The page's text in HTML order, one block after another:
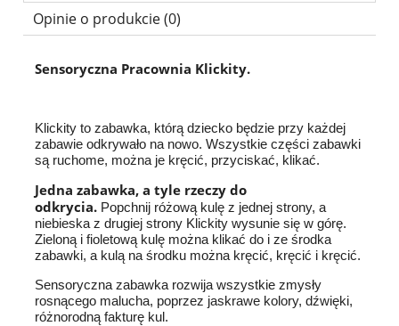
Opinie o produkcie (0)
Sensoryczna Pracownia Klickity.
Klickity to zabawka, którą dziecko będzie przy każdej
zabawie odkrywało na nowo. Wszystkie części zabawki
są ruchome, można je kręcić, przyciskać, klikać.
Jedna zabawka, a tyle rzeczy do
odkrycia. Popchnij różową kulę z jednej strony, a
niebieska z drugiej strony Klickity wysunie się w górę.
Zieloną i fioletową kulę można klikać do i ze środka
zabawki, a kulą na środku można kręcić, kręcić i kręcić.
Sensoryczna zabawka rozwija wszystkie zmysły
rosnącego malucha, poprzez jaskrawe kolory, dźwięki,
różnorodną fakturę kul.